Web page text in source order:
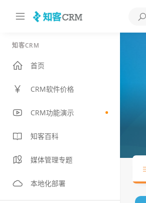
知客CRM
首页
CRM软件价格
CRM功能演示
知客百科
媒体管理专题
本地化部署